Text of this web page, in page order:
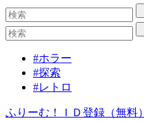
#ホラー
#探索
#レトロ
ふりーむ！ＩＤ登録（無料）